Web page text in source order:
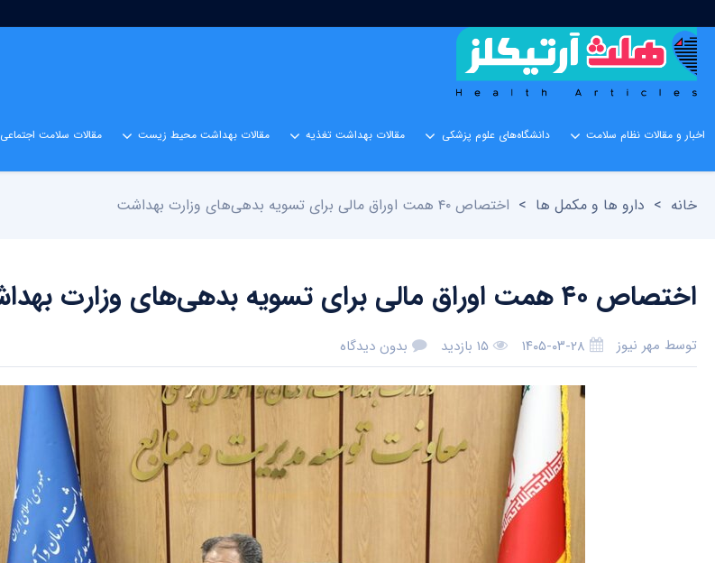
اخبار و مقالات نظام سلامت دانشگاه‌های علوم پزشکی مقالات بهداشت تغذیه مقالات بهداشت محیط زیست مقالات سلامت اجتماعی
خانه > دارو ها و مکمل ها > اختصاص ۴۰ همت اوراق مالی برای تسویه بدهی‌های وزارت بهداشت
اختصاص ۴۰ همت اوراق مالی برای تسویه بدهی‌های وزارت بهداشت
توسط مهر نیوز ۱۴۰۵-۰۳-۲۸ ۱۵ بازدید بدون دیدگاه